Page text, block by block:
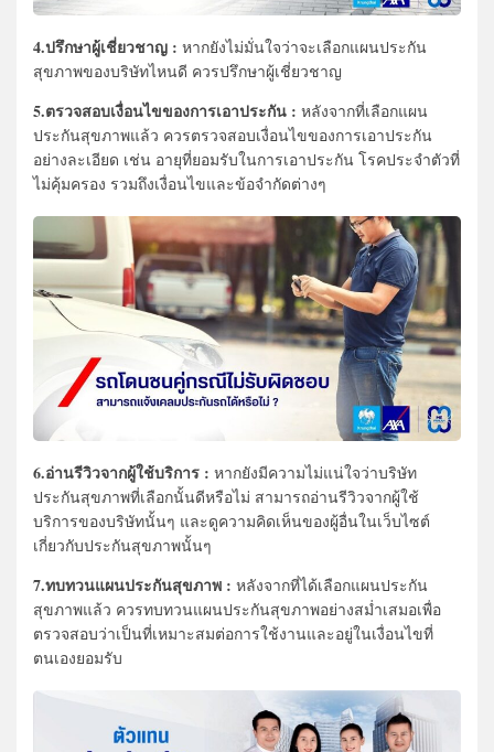
4.ปรึกษาผู้เชี่ยวชาญ : หากยังไม่มั่นใจว่าจะเลือกแผนประกัน
สุขภาพของบริษัทไหนดี ควรปรึกษาผู้เชี่ยวชาญ
5.ตรวจสอบเงื่อนไขของการเอาประกัน : หลังจากที่เลือกแผน
ประกันสุขภาพแล้ว ควรตรวจสอบเงื่อนไขของการเอาประกัน
อย่างละเอียด เช่น อายุที่ยอมรับในการเอาประกัน โรคประจำตัวที่
ไม่คุ้มครอง รวมถึงเงื่อนไขและข้อจำกัดต่างๆ
6.อ่านรีวิวจากผู้ใช้บริการ : หากยังมีความไม่แน่ใจว่าบริษัท
ประกันสุขภาพที่เลือกนั้นดีหรือไม่ สามารถอ่านรีวิวจากผู้ใช้
บริการของบริษัทนั้นๆ และดูความคิดเห็นของผู้อื่นในเว็บไซต์
เกี่ยวกับประกันสุขภาพนั้นๆ
7.ทบทวนแผนประกันสุขภาพ : หลังจากที่ได้เลือกแผนประกัน
สุขภาพแล้ว ควรทบทวนแผนประกันสุขภาพอย่างสม่ำเสมอเพื่อ
ตรวจสอบว่าเป็นที่เหมาะสมต่อการใช้งานและอยู่ในเงื่อนไขที่
ตนเองยอมรับ